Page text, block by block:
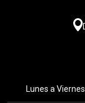
Lunes a